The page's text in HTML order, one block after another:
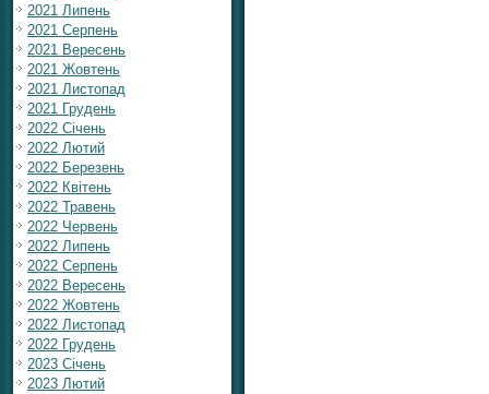
2021 Липень
2021 Серпень
2021 Вересень
2021 Жовтень
2021 Листопад
2021 Грудень
2022 Січень
2022 Лютий
2022 Березень
2022 Квітень
2022 Травень
2022 Червень
2022 Липень
2022 Серпень
2022 Вересень
2022 Жовтень
2022 Листопад
2022 Грудень
2023 Січень
2023 Лютий